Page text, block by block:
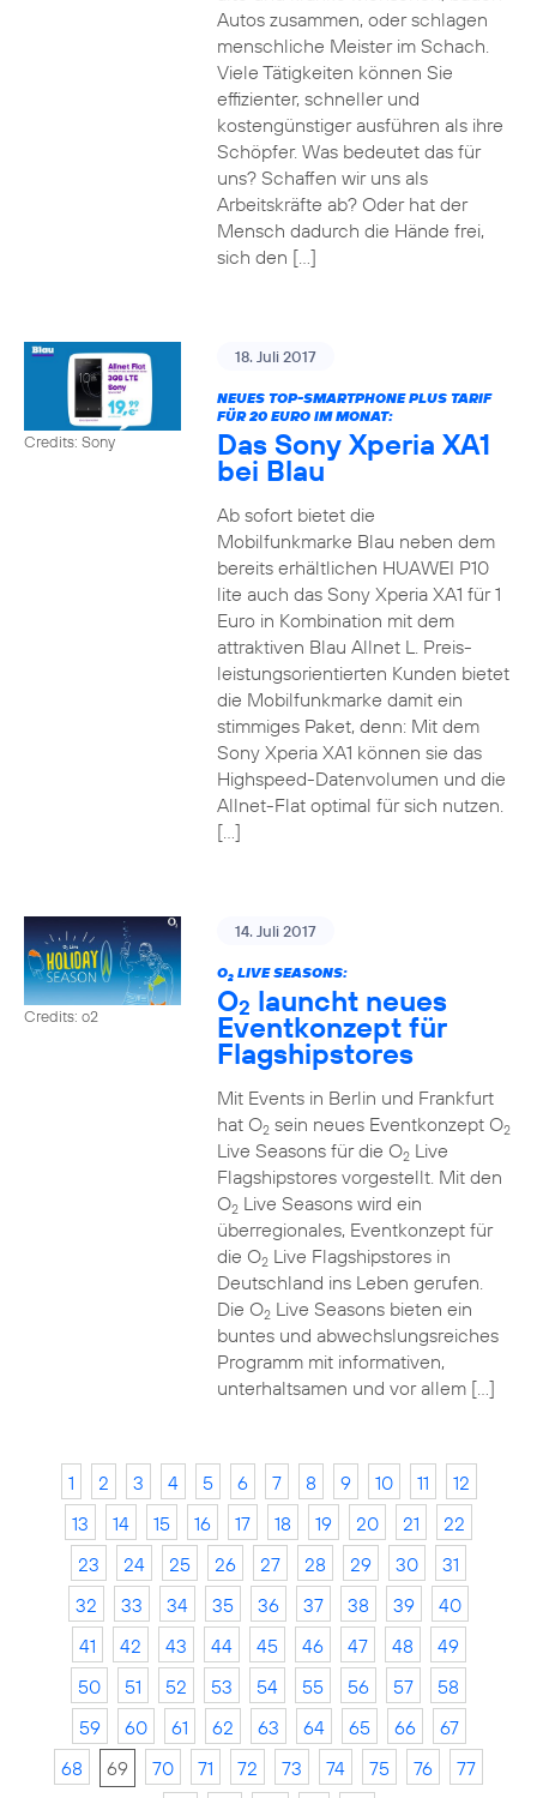
Autos zusammen, oder schlagen
menschliche Meister im Schach.
Viele Tätigkeiten können Sie
effizienter, schneller und
kostengünstiger ausführen als ihre
Schöpfer. Was bedeutet das für
uns? Schaffen wir uns als
Arbeitskräfte ab? Oder hat der
Mensch dadurch die Hände frei,
sich den […]
Credits: Sony
18. Juli 2017
NEUES TOP-SMARTPHONE PLUS TARIF
FÜR 20 EURO IM MONAT:
Das Sony Xperia XA1
bei Blau
Ab sofort bietet die
Mobilfunkmarke Blau neben dem
bereits erhältlichen HUAWEI P10
lite auch das Sony Xperia XA1 für 1
Euro in Kombination mit dem
attraktiven Blau Allnet L. Preis-
leistungsorientierten Kunden bietet
die Mobilfunkmarke damit ein
stimmiges Paket, denn: Mit dem
Sony Xperia XA1 können sie das
Highspeed-Datenvolumen und die
Allnet-Flat optimal für sich nutzen.
[…]
Credits: o2
14. Juli 2017
O2LIVE SEASONS:
O2 launcht neues
Eventkonzept für
Flagshipstores
Mit Events in Berlin und Frankfurt
hat O2sein neues Eventkonzept O2
Live Seasons für die O2Live
Flagshipstores vorgestellt. Mit den
O2Live Seasons wird ein
überregionales, Eventkonzept für
die O2Live Flagshipstores in
Deutschland ins Leben gerufen.
Die O2Live Seasons bieten ein
buntes und abwechslungsreiches
Programm mit informativen,
unterhaltsamen und vor allem […]
1 2 3 4 5 6 7 8 9 10 11
12
13
14 15 16 17 18 19 20 21
22
23
24 25 26 27 28 29 30
31
32
33 34 35 36 37 38 39
40
41
42 43 44 45 46 47 48
49
50
51 52 53 54 55 56 57
58
59
60 61 62 63 64 65 66
67
68
69 70 71 72 73 74 75 76
77